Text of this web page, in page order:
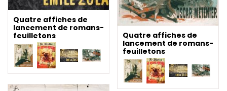
Quatre affiches de
lancement de romans-
feuilletons
Quatre affiches de
lancement de romans-
feuilletons